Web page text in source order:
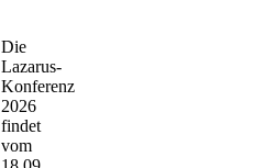
Die
Lazarus-
Konferenz
2026
findet
vom